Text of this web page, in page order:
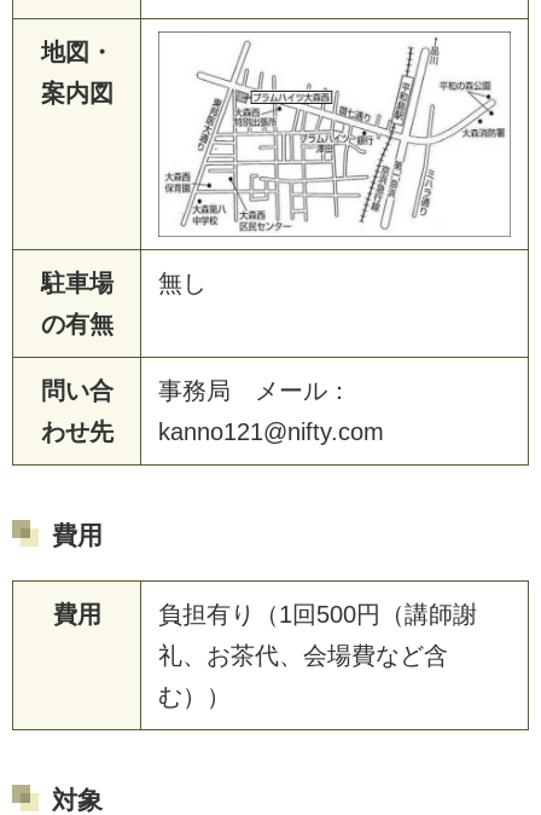
地図・
案内図
駐車場
の有無
無し
問い合
わせ先
事務局 メール：
kanno121@nifty.com
費用
費用
負担有り（1回500円（講師謝
礼、お茶代、会場費など含
む））
対象